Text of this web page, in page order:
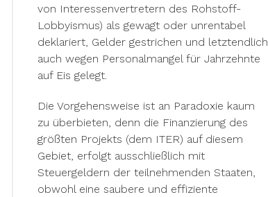
von Interessenvertretern des Rohstoff-
Lobbyismus) als gewagt oder unrentabel
deklariert, Gelder gestrichen und letztendlich
auch wegen Personalmangel für Jahrzehnte
auf Eis gelegt.
Die Vorgehensweise ist an Paradoxie kaum
zu überbieten, denn die Finanzierung des
größten Projekts (dem ITER) auf diesem
Gebiet, erfolgt ausschließlich mit
Steuergeldern der teilnehmenden Staaten,
obwohl eine saubere und effiziente